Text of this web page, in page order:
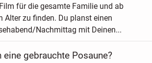
für die gesamte Familie und ab
Alter zu finden. Du planst einen
Nachmittag mit Deinen...
gebrauchte Posaune?